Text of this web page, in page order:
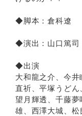
◆脚本：倉科遼
◆演出：山口篤司
◆出演
大和龍之介、今井
直祈、平塚うどん
望月輝透、千藤夢
雄、西澤大城、